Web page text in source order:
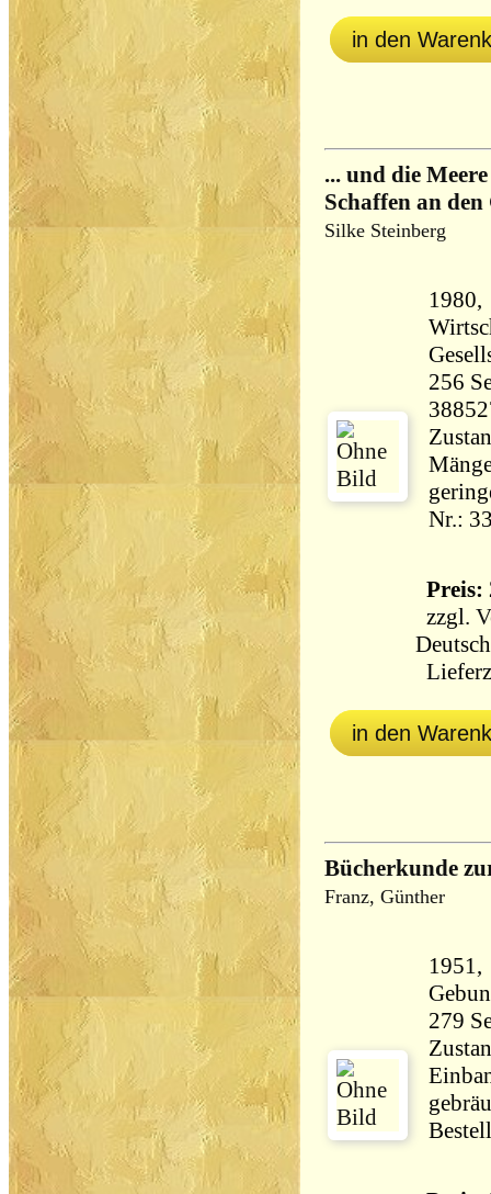
in den
... und die
Schaffen an den
Silke Steinberg
1980,
256 Seiten
Nr.:
Preis:
zzgl.
in den
Bücherkunde
Franz, Günther